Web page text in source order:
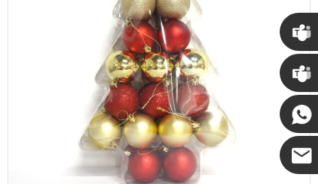
Chris
Kenny